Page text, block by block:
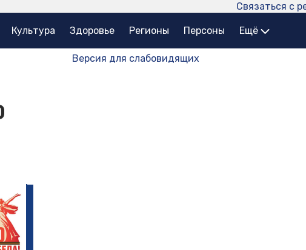
Связаться с
Культура Здоровье Регионы Персоны Ещё
Версия для слабовидящих